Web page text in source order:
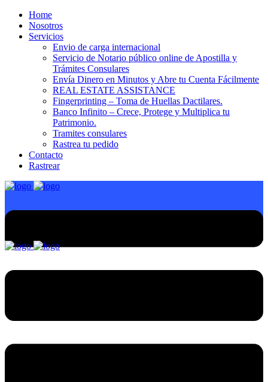
Home
Nosotros
Servicios
Envio de carga internacional
Servicio de Notario público online de Apostilla y
Trámites Consulares
Envía Dinero en Minutos y Abre tu Cuenta Fácilmente
REAL ESTATE ASSISTANCE
Fingerprinting – Toma de Huellas Dactilares.
Banco Infinito – Crece, Protege y Multiplica tu
Patrimonio.
Tramites consulares
Rastrea tu pedido
Contacto
Rastrear